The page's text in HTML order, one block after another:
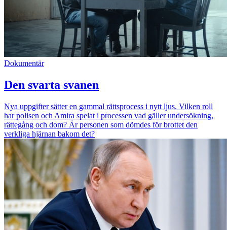
Dokumentär
Den svarta svanen
Nya uppgifter sätter en gammal rättsprocess i nytt ljus. Vilken roll
har polisen och Amira spelat i processen vad gäller undersökning,
rättegång och dom? Är personen som dömdes för brottet den
verkliga hjärnan bakom det?